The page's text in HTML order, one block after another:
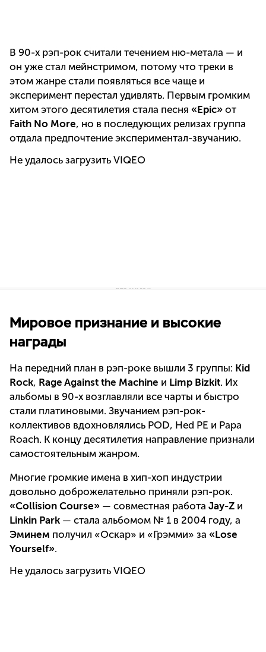
В 90-х рэп-рок считали течением ню-метала — и
он уже стал мейнстримом, потому что треки в
этом жанре стали появляться все чаще и
эксперимент перестал удивлять. Первым громким
хитом этого десятилетия стала песня «Epic» от
Faith No More, но в последующих релизах группа
отдала предпочтение экспериментал-звучанию.
Не удалось загрузить VIQEO
Мировое признание и высокие
награды
На передний план в рэп-роке вышли 3 группы: Kid
Rock, Rage Against the Machine и Limp Bizkit. Их
альбомы в 90-х возглавляли все чарты и быстро
стали платиновыми. Звучанием рэп-рок-
коллективов вдохновлялись POD, Hed PE и Papa
Roach. К концу десятилетия направление признали
самостоятельным жанром.
Многие громкие имена в хип-хоп индустрии
довольно доброжелательно приняли рэп-рок.
«Collision Course» — совместная работа Jay-Z и
Linkin Park — стала альбомом № 1 в 2004 году, а
Эминем получил «Оскар» и «Грэмми» за «Lose
Yourself».
Не удалось загрузить VIQEO